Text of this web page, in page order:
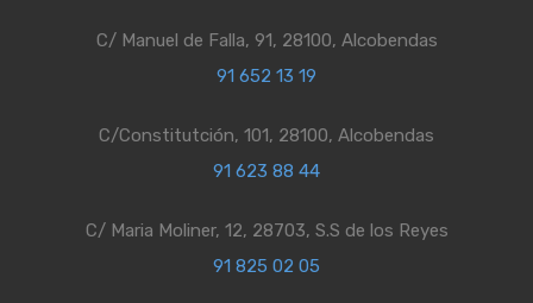
C/ Manuel de Falla, 91, 28100, Alcobendas
91 652 13 19
C/Constitutción, 101, 28100, Alcobendas
91 623 88 44
C/ Maria Moliner, 12, 28703, S.S de los Reyes
91 825 02 05